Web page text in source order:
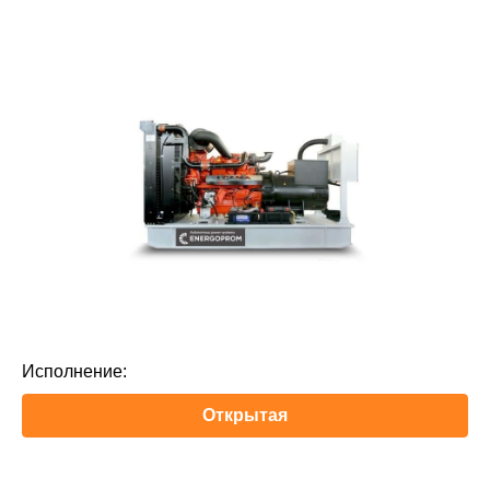
Исполнение:
Открытая